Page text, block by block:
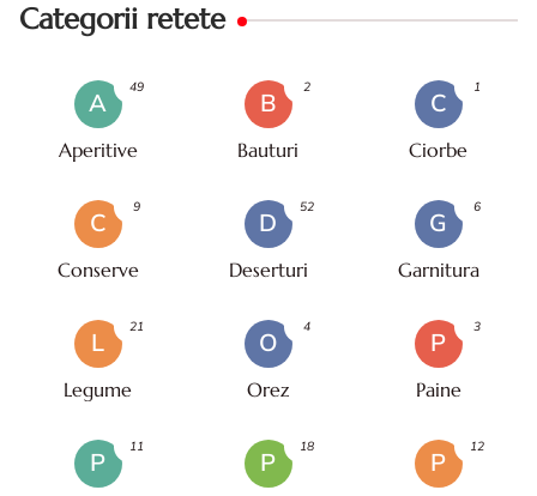
Categorii retete
A
Aperitive
49
B
Bauturi
2
C
Ciorbe
1
C
Conserve
9
D
Deserturi
52
G
Garnitura
6
L
Legume
21
O
Orez
4
P
Paine
3
P
11
P
18
P
12